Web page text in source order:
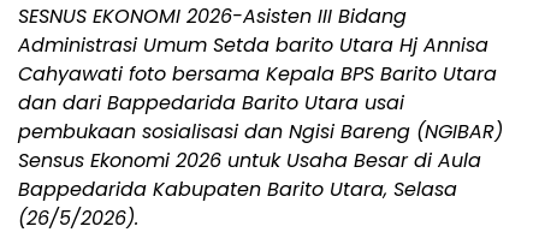
SESNUS EKONOMI 2026-Asisten III Bidang
Administrasi Umum Setda barito Utara Hj Annisa
Cahyawati foto bersama Kepala BPS Barito Utara
dan dari Bappedarida Barito Utara usai
pembukaan sosialisasi dan Ngisi Bareng (NGIBAR)
Sensus Ekonomi 2026 untuk Usaha Besar di Aula
Bappedarida Kabupaten Barito Utara, Selasa
(26/5/2026).